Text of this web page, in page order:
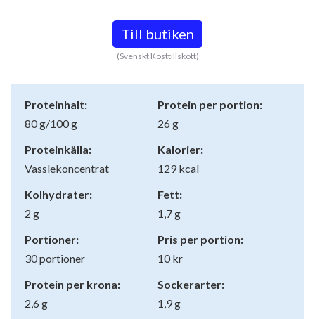
Till butiken
(Svenskt Kosttillskott)
Proteinhalt:
80 g/100 g
Protein per portion:
26 g
Proteinkälla:
Vasslekoncentrat
Kalorier:
129 kcal
Kolhydrater:
2 g
Fett:
1,7 g
Portioner:
30 portioner
Pris per portion:
10 kr
Protein per krona:
2,6 g
Sockerarter:
1,9 g